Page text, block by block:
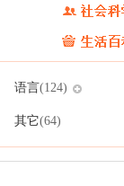
语言(124)
其它(64)